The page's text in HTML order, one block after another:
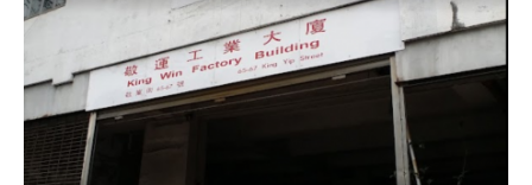
厦
火
幸
无
人